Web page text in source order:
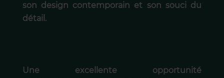
son design contemporain et son souci du
détail.
Une excellente opportunité